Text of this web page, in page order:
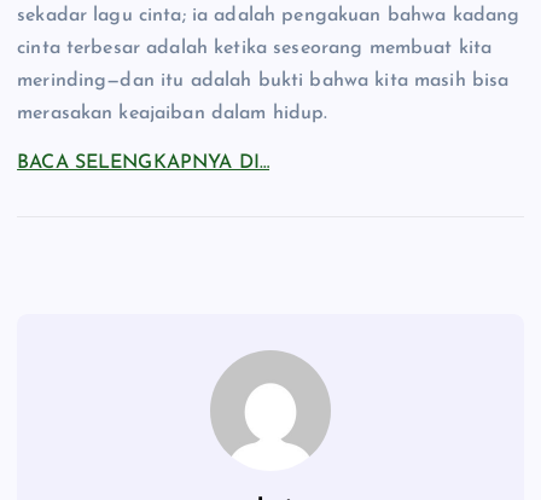
sekadar lagu cinta; ia adalah pengakuan bahwa kadang
cinta terbesar adalah ketika seseorang membuat kita
merinding—dan itu adalah bukti bahwa kita masih bisa
merasakan keajaiban dalam hidup.
BACA SELENGKAPNYA DI…